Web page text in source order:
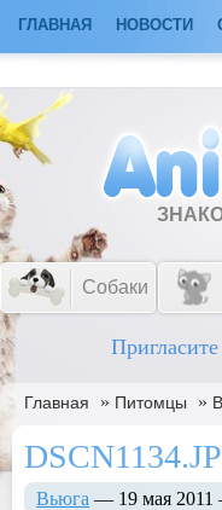
ГЛАВНАЯ НОВОСТИ
Собаки
Главная » Питомцы »
Вьюга — 19 мая